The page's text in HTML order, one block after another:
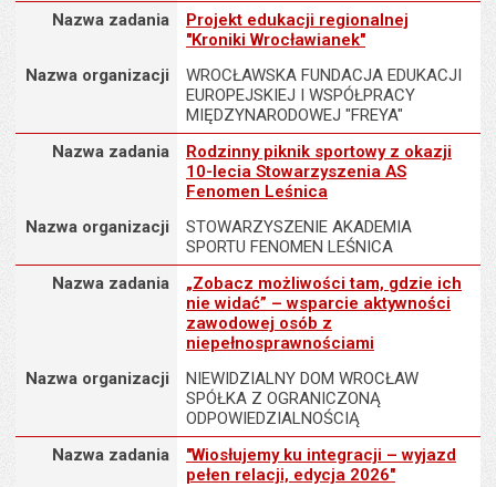
Nazwa zadania
Nazwa zadania
Projekt edukacji regionalnej
"Kroniki Wrocławianek"
Nazwa organizacji
WROCŁAWSKA FUNDACJA EDUKACJI
EUROPEJSKIEJ I WSPÓŁPRACY
MIĘDZYNARODOWEJ "FREYA"
Nazwa zadania
Nazwa zadania
Rodzinny piknik sportowy z okazji
10-lecia Stowarzyszenia AS
Fenomen Leśnica
Nazwa organizacji
STOWARZYSZENIE AKADEMIA
SPORTU FENOMEN LEŚNICA
Nazwa zadania
Nazwa zadania
„Zobacz możliwości tam, gdzie ich
nie widać” – wsparcie aktywności
zawodowej osób z
niepełnosprawnościami
Nazwa organizacji
NIEWIDZIALNY DOM WROCŁAW
SPÓŁKA Z OGRANICZONĄ
ODPOWIEDZIALNOŚCIĄ
Nazwa zadania
Nazwa zadania
"Wiosłujemy ku integracji – wyjazd
pełen relacji, edycja 2026"